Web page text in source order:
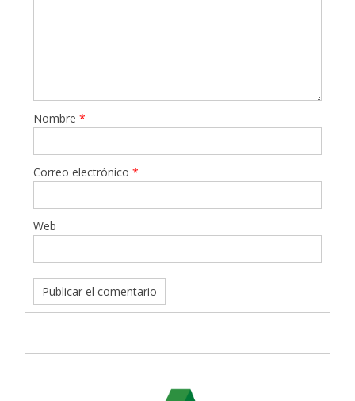
Nombre*
Correo electrónico*
Web